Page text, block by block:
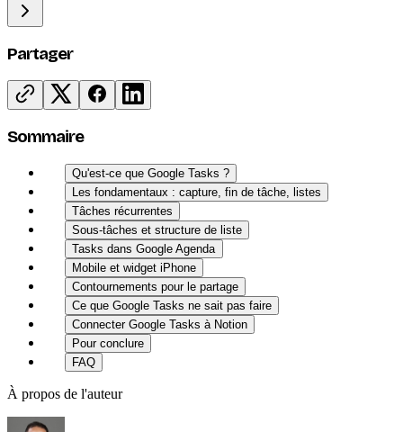
Partager
Sommaire
Qu'est-ce que Google Tasks ?
Les fondamentaux : capture, fin de tâche, listes
Tâches récurrentes
Sous-tâches et structure de liste
Tasks dans Google Agenda
Mobile et widget iPhone
Contournements pour le partage
Ce que Google Tasks ne sait pas faire
Connecter Google Tasks à Notion
Pour conclure
FAQ
À propos de l'auteur